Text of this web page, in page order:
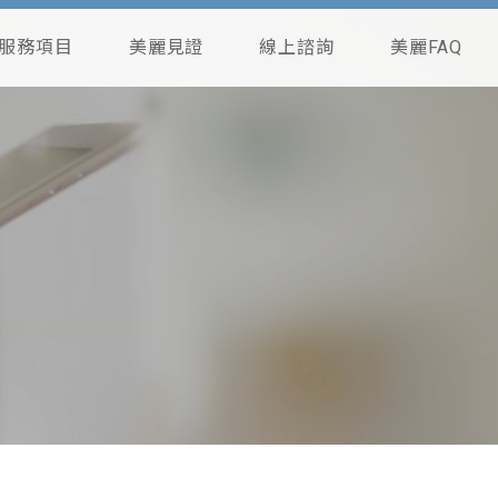
務項目 美麗見證 線上諮詢 美麗FAQ